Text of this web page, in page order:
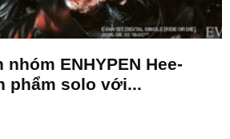
ENHYPEN Hee-
phẩm solo với...